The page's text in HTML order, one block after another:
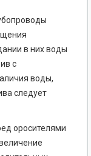
в них воды
с
воды,
следует
оросителями